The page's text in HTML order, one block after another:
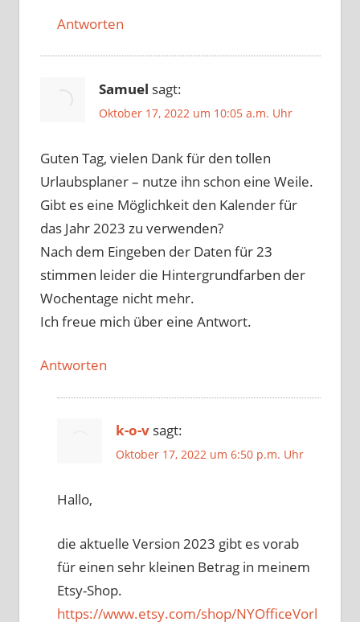
Antworten
Samuel sagt:
Oktober 17, 2022 um 10:05 a.m. Uhr
Guten Tag, vielen Dank für den tollen
Urlaubsplaner – nutze ihn schon eine Weile.
Gibt es eine Möglichkeit den Kalender für
das Jahr 2023 zu verwenden?
Nach dem Eingeben der Daten für 23
stimmen leider die Hintergrundfarben der
Wochentage nicht mehr.
Ich freue mich über eine Antwort.
Antworten
k-o-v sagt:
Oktober 17, 2022 um 6:50 p.m. Uhr
Hallo,
die aktuelle Version 2023 gibt es vorab
für einen sehr kleinen Betrag in meinem
Etsy-Shop.
https://www.etsy.com/shop/NYOfficeVorl